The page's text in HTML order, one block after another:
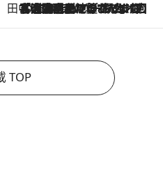
田中稲の勝手に再ブーム
2026.8.7
「湘南乃風に憧れて」観客大盛上がりの“タオル回し”に、ラッパー顔負けの高速歌唱まで…さだまさし（74）のアグレッシブすぎる現在地
TOP